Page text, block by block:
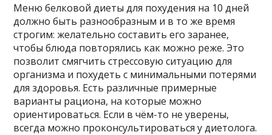
Меню белковой диеты для похудения на 10 дней
должно быть разнообразным и в то же время
строгим: желательно составить его заранее,
чтобы блюда повторялись как можно реже. Это
позволит смягчить стрессовую ситуацию для
организма и похудеть с минимальными потерями
для здоровья. Есть различные примерные
варианты рациона, на которые можно
ориентироваться. Если в чём-то не уверены,
всегда можно проконсультироваться у диетолога.